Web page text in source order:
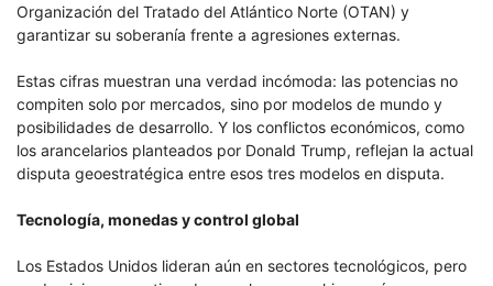
Organización del Tratado del Atlántico Norte (OTAN) y
garantizar su soberanía frente a agresiones externas.
Estas cifras muestran una verdad incómoda: las potencias no
compiten solo por mercados, sino por modelos de mundo y
posibilidades de desarrollo. Y los conflictos económicos, como
los arancelarios planteados por Donald Trump, reflejan la actual
disputa geoestratégica entre esos tres modelos en disputa.
Tecnología, monedas y control global
Los Estados Unidos lideran aún en sectores tecnológicos, pero